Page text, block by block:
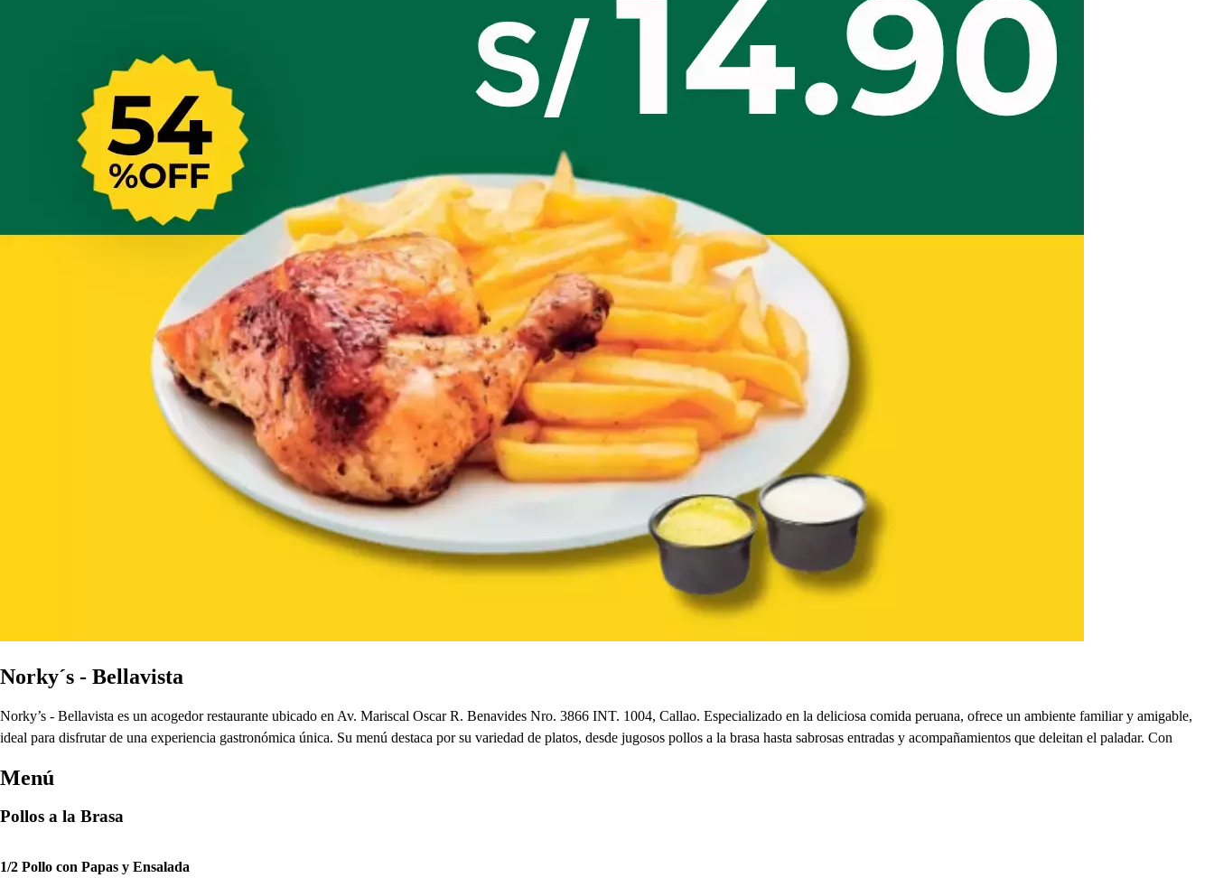
Norky´s - Bellavista
Norky’s - Bellavista es un acogedor restaurante ubicado en Av. Mariscal Oscar R. Benavides Nro. 3866 INT. 1004, Callao. Especializado en la deliciosa comida peruana, ofrece un ambiente familiar y amigable,
ideal para disfrutar de una experiencia gastronómica única. Su menú destaca por su variedad de platos, desde jugosos pollos a la brasa hasta sabrosas entradas y acompañamientos que deleitan el paladar. Con
Menú
Pollos a la Brasa
1/2 Pollo con Papas y Ensalada